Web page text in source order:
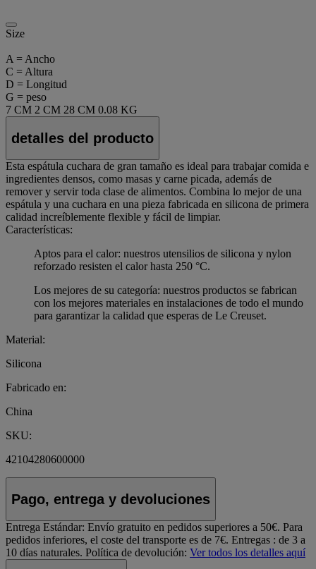
Size
A = Ancho
C = Altura
D = Longitud
G = peso
7 CM 2 CM 28 CM 0.08 KG
detalles del producto
Esta espátula cuchara de gran tamaño es ideal para trabajar comida e
ingredientes densos, como masas y carne picada, además de
remover y servir toda clase de alimentos. Combina lo mejor de una
espátula y una cuchara en una pieza fabricada en silicona de primera
calidad increíblemente flexible y fácil de limpiar.
Características:
Aptos para el calor: nuestros utensilios de silicona y nylon
reforzado resisten el calor hasta 250 °C.
Los mejores de su categoría: nuestros productos se fabrican
con los mejores materiales en instalaciones de todo el mundo
para garantizar la calidad que esperas de Le Creuset.
Material:
Silicona
Fabricado en:
China
SKU:
42104280600000
Pago, entrega y devoluciones
Entrega Estándar: Envío gratuito en pedidos superiores a 50€. Para
pedidos inferiores, el coste del transporte es de 7€. Entregas : de 3 a
10 días naturales. Política de devolución: Ver todos los detalles aquí